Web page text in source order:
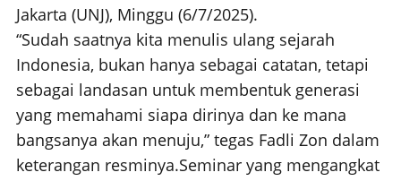
Jakarta (UNJ), Minggu (6/7/2025).
“Sudah saatnya kita menulis ulang sejarah
Indonesia, bukan hanya sebagai catatan, tetapi
sebagai landasan untuk membentuk generasi
yang memahami siapa dirinya dan ke mana
bangsanya akan menuju,” tegas Fadli Zon dalam
keterangan resminya.Seminar yang mengangkat